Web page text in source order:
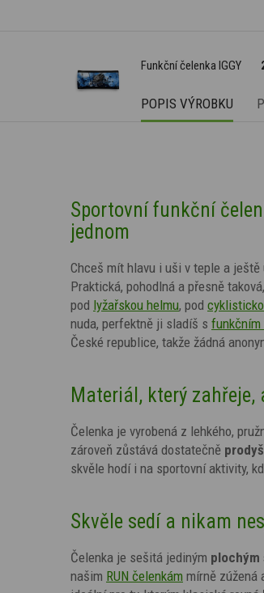
Funkční čelenka IGGY
POPIS VÝROBKU
Sportovní funkční
jednom
Chceš mít hlavu i uši v teple a
Praktická, pohodlná a přesně
pod lyžařskou helmu, pod
nuda, perfektně ji sladíš s funkčním
České republice, takže žádná
Materiál, který zahřeje,
Čelenka je vyrobená z lehkého,
zároveň zůstává dostatečně
skvěle hodí i na sportovní aktivity,
Skvěle sedí a nikam
Čelenka je sešitá jediným plochým
našim RUN čelenkám mírně zúžená